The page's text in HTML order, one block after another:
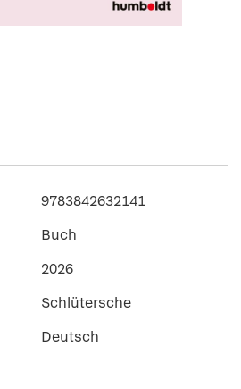
9783842632141
Buch
2026
Schlütersche
Deutsch